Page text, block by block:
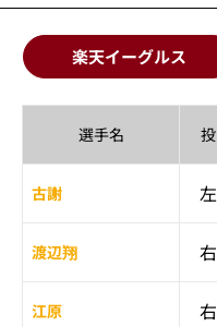
楽天イーグルス
選手名 投
古謝 左
渡辺翔 右
江原 右